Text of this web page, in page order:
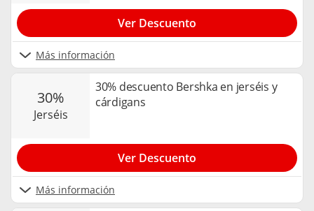
Más información
Ver Descuento
30%
jerséis
30% descuento Bershka en jerséis y
cárdigans
Más información
Ver Descuento